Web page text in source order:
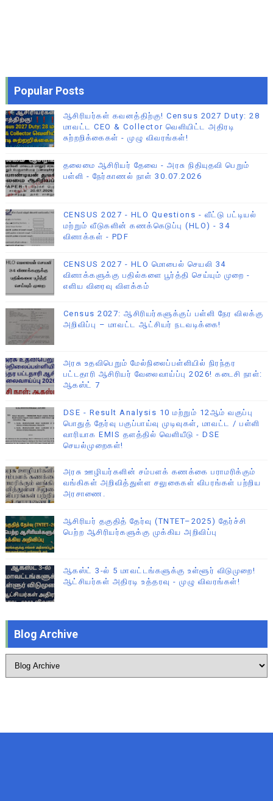
Popular Posts
ஆசிரியர்கள் கவனத்திற்கு! Census 2027 Duty: 28
மாவட்ட CEO & Collector வெளியிட்ட அதிரடி
சுற்றறிக்கைகள் - முழு விவரங்கள்!
தலைமை ஆசிரியர் தேவை - அரசு நிதியுதவி பெறும்
பள்ளி - நேர்காணல் நாள் 30.07.2026
CENSUS 2027 - HLO Questions - வீட்டு பட்டியல்
மற்றும் வீடுகளின் கணக்கெடுப்பு (HLO) - 34
வினாக்கள் - PDF
CENSUS 2027 - HLO மொபைல் செயலி 34
வினாக்களுக்கு பதில்களை பூர்த்தி செய்யும் முறை -
எளிய விரைவு விளக்கம்
Census 2027: ஆசிரியர்களுக்குப் பள்ளி நேர விலக்கு
அறிவிப்பு – மாவட்ட ஆட்சியர் நடவடிக்கை!
அரசு உதவிபெறும் மேல்நிலைப்பள்ளியில் நிரந்தர
பட்டதாரி ஆசிரியர் வேலைவாய்ப்பு 2026! கடைசி நாள்:
ஆகஸ்ட் 7
DSE - Result Analysis 10 மற்றும் 12ஆம் வகுப்பு
பொதுத் தேர்வு பகுப்பாய்வு முடிவுகள், மாவட்ட / பள்ளி
வாரியாக EMIS தளத்தில் வெளியீடு - DSE
செயல்முறைகள்!
அரசு ஊழியர்களின் சம்பளக் கணக்கை பராமரிக்கும்
வங்கிகள் அறிவித்துள்ள சலுகைகள் விபரங்கள் பற்றிய
அரசாணை.
ஆசிரியர் தகுதித் தேர்வு (TNTET–2025) தேர்ச்சி
பெற்ற ஆசிரியர்களுக்கு முக்கிய அறிவிப்பு
ஆகஸ்ட் 3-ல் 5 மாவட்டங்களுக்கு உள்ளூர் விடுமுறை!
ஆட்சியர்கள் அதிரடி உத்தரவு - முழு விவரங்கள்!
Blog Archive